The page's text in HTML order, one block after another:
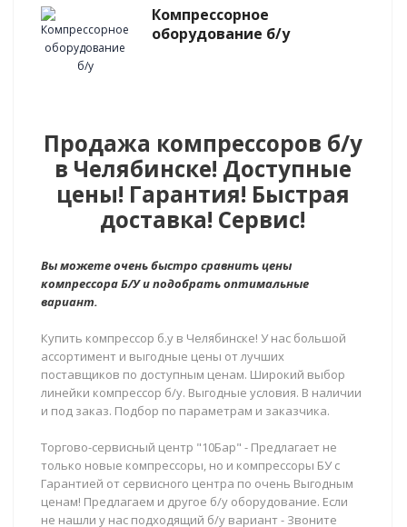
Компрессорное
оборудование б/у
Продажа компрессоров б/у
в Челябинске! Доступные
цены! Гарантия! Быстрая
доставка! Сервис!
Вы можете очень быстро сравнить цены
компрессора Б/У и подобрать оптимальные
вариант.
Купить компрессор б.у в Челябинске! У нас большой
ассортимент и выгодные цены от лучших
поставщиков по доступным ценам. Широкий выбор
линейки компрессор б/у. Выгодные условия. В наличии
и под заказ. Подбор по параметрам и заказчика.
Торгово-сервисный центр "10Бар" - Предлагает не
только новые компрессоры, но и компрессоры БУ с
Гарантией от сервисного центра по очень Выгодным
ценам! Предлагаем и другое б/у оборудование. Если
не нашли у нас подходящий б/у вариант - Звоните